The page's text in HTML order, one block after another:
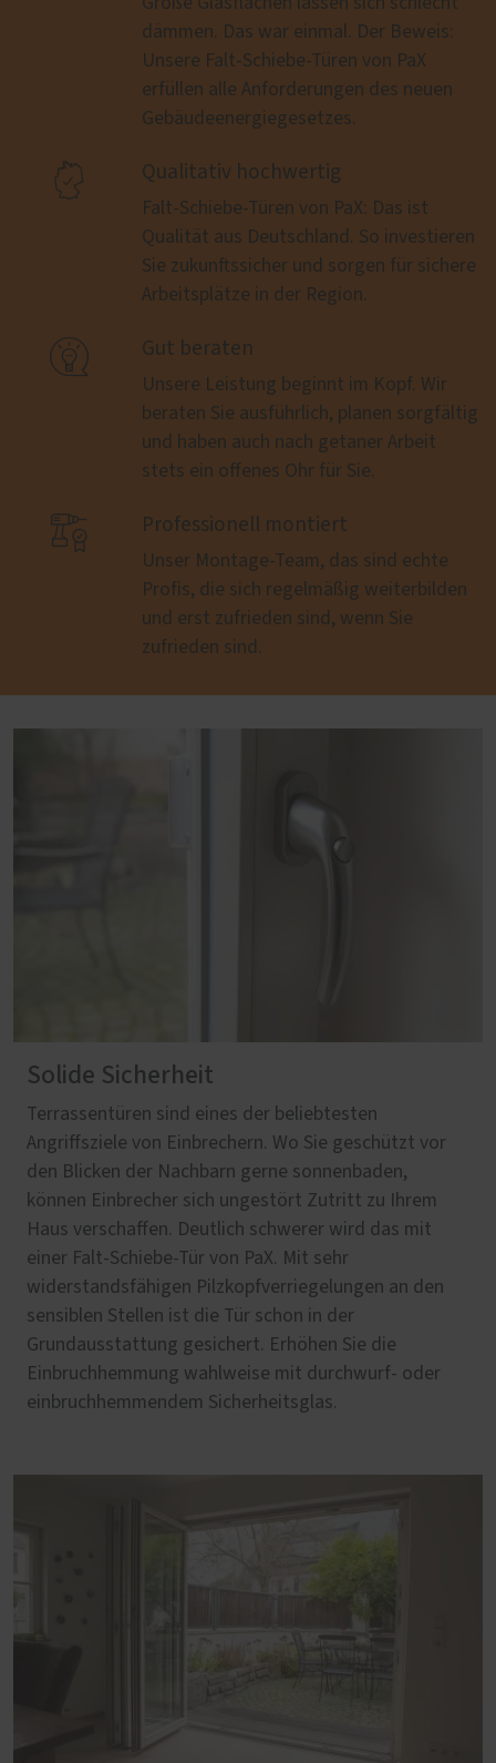
dämmen. Das war einmal. Der Beweis:
Unsere Falt-Schiebe-Türen von PaX
erfüllen alle Anforderungen des neuen
Gebäudeenergiegesetzes.
 Qualitativ hochwertig
Falt-Schiebe-Türen von PaX: Das ist
Qualität aus Deutschland. So investieren
Sie zukunftssicher und sorgen für sichere
Arbeitsplätze in der Region.
 Gut beraten
Unsere Leistung beginnt im Kopf. Wir
beraten Sie ausführlich, planen sorgfältig
und haben auch nach getaner Arbeit
stets ein offenes Ohr für Sie.
 Professionell montiert
Unser Montage-Team, das sind echte
Profis, die sich regelmäßig weiterbilden
und erst zufrieden sind, wenn Sie
zufrieden sind.
Solide Sicherheit
Terrassentüren sind eines der beliebtesten
Angriffsziele von Einbrechern. Wo Sie geschützt vor
den Blicken der Nachbarn gerne sonnenbaden,
können Einbrecher sich ungestört Zutritt zu Ihrem
Haus verschaffen. Deutlich schwerer wird das mit
einer Falt-Schiebe-Tür von PaX. Mit sehr
widerstandsfähigen Pilzkopfverriegelungen an den
sensiblen Stellen ist die Tür schon in der
Grundausstattung gesichert. Erhöhen Sie die
Einbruchhemmung wahlweise mit durchwurf- oder
einbruchhemmendem Sicherheitsglas.